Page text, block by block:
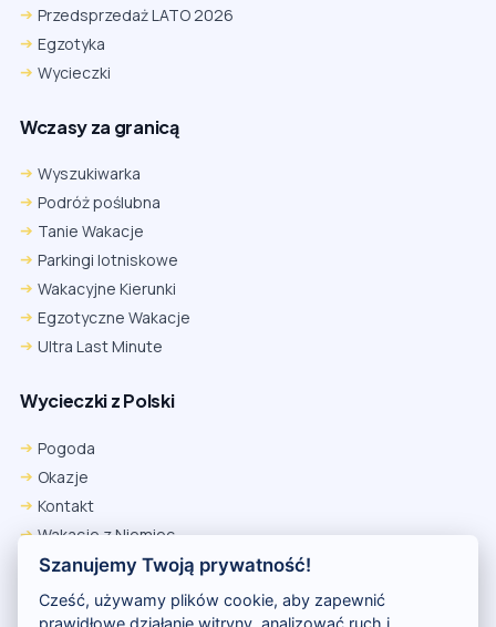
Przedsprzedaż LATO 2026
Egzotyka
Wycieczki
Wczasy za granicą
Wyszukiwarka
Podróż poślubna
Tanie Wakacje
Parkingi lotniskowe
Wakacyjne Kierunki
Egzotyczne Wakacje
Ultra Last Minute
Wycieczki z Polski
Pogoda
Okazje
Kontakt
Wakacje z Niemiec
Polityka Prywatności
Wakacje w Egipcie
Rankingi hoteli
Firefox
Ustawienia → Prywatność i bezpieczeństwo → Pliki cookie innych
firm → ustaw „Zezwalaj”.
Na czas rezerwacji nie blokuj cookies i śledzenia dla tej witryny.
Szanujemy Twoją prywatność!
Cześć, używamy plików cookie, aby zapewnić